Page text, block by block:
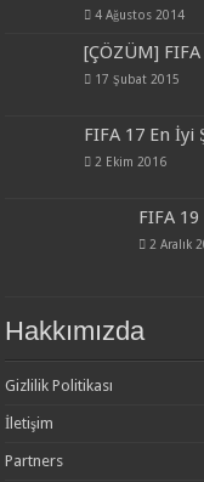
4 Ağustos 2014
[ÇÖZÜM]
17 Şubat 2015
FIFA 17 En
2 Ekim 2016
FIFA
2 Aralık
Hakkımızda
Gizlilik Politikası
İletişim
Partners